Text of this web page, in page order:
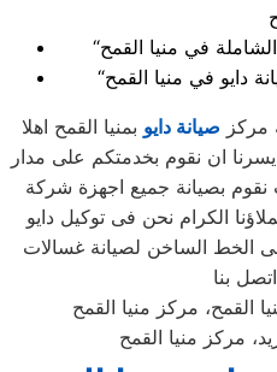
مركز صيانة دايو بمنيا القمح اهلا
ان نقوم بخدمتكم على مدار
نقوم بصيانة جميع اجهزة شركة
الكرام نحن فى توكيل دايو
الخط الساخن لصيانة غسالات
القمح، مركز منيا القمح
مركز منيا القمح